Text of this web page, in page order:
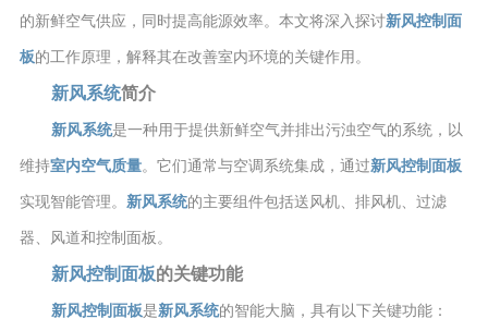
的新鲜空气供应，同时提高能源效率。本文将深入探讨新风控制面
板的工作原理，解释其在改善室内环境的关键作用。
新风系统简介
新风系统是一种用于提供新鲜空气并排出污浊空气的系统，以
维持室内空气质量。它们通常与空调系统集成，通过新风控制面板
实现智能管理。 新风系统的主要组件包括送风机、排风机、过滤
器、风道和控制面板。
新风控制面板的关键功能
新风控制面板是新风系统的智能大脑，具有以下关键功能：